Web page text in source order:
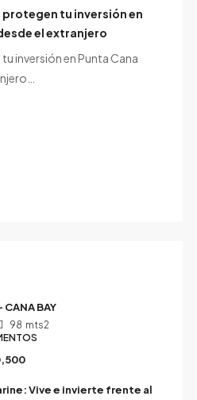
protegen tu inversión en
el extranjero
inversión en Punta Cana
CANA BAY
98 mts2
Vive e invierte frente al